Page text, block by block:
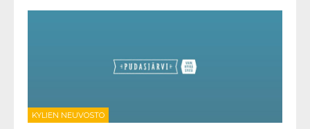
KYLIEN NEUVOSTO